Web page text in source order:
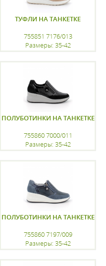
ТУФЛИ НА ТАНКЕТКЕ
755851 7176/013
Размеры: 35-42
ПОЛУБОТИНКИ НА ТАНКЕТКЕ
755860 7000/011
Размеры: 35-42
ПОЛУБОТИНКИ НА ТАНКЕТКЕ
755860 7197/009
Размеры: 35-42